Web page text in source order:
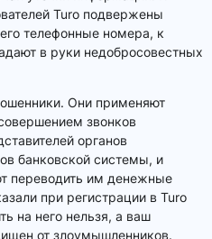
Turo подвержены
телефонные номера, к
в руки недобросовестных
Они применяют
звонков
органов
банковской системы, и
переводить им денежные
при регистрации в Turo
на него нельзя, а ваш
от злоумышленников.